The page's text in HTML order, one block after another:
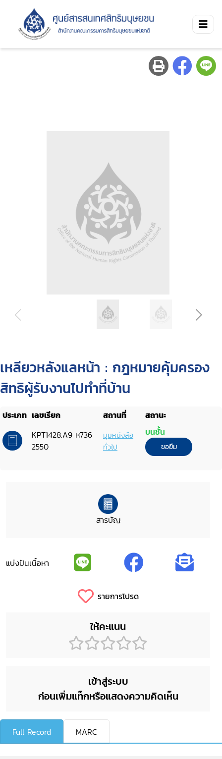
เหลียวหลังแลหน้า : กฎหมายคุ้มครอง
สิทธิผู้รับงานไปทำที่บ้าน
ประเภท เลขเรียก สถานที่
สถานะ
KPT1428.A9 ห736
2550
มุมหนังสือ
ทั่วไป
บนชั้น
ขอยืม
สารบัญ
แบ่งปันเนื้อหา
รายการโปรด
ให้คะแนน
เข้าสู่ระบบ
ก่อนเพิ่มแท็กหรือแสดงความคิดเห็น
Full Record MARC